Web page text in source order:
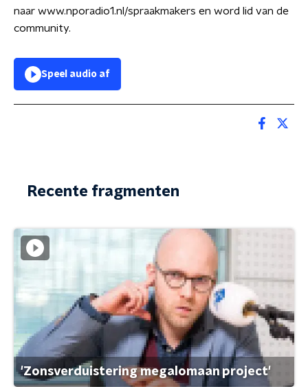
naar www.nporadio1.nl/spraakmakers en word lid van de
community.
Speel audio af
Recente fragmenten
'Zonsverduistering megalomaan project'